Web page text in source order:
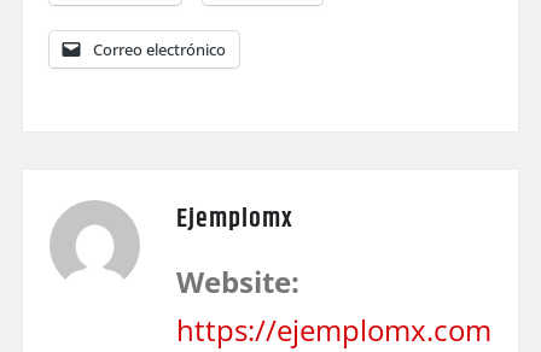
Correo electrónico
Ejemplomx
Website:
https://ejemplomx.com